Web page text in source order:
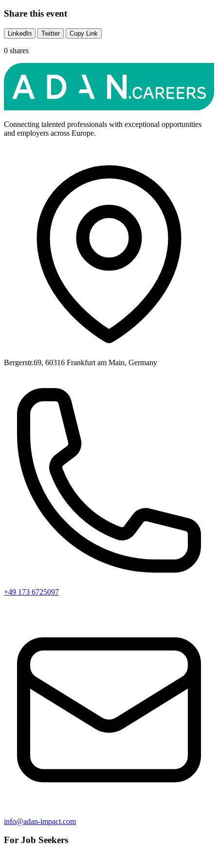
Share this event
LinkedIn Twitter Copy Link
0 shares
Connecting talented professionals with exceptional opportunities
and employers across Europe.
Bergerstr.69, 60316 Frankfurt am Main, Germany
+49 173 6725097
info@adan-impact.com
For Job Seekers